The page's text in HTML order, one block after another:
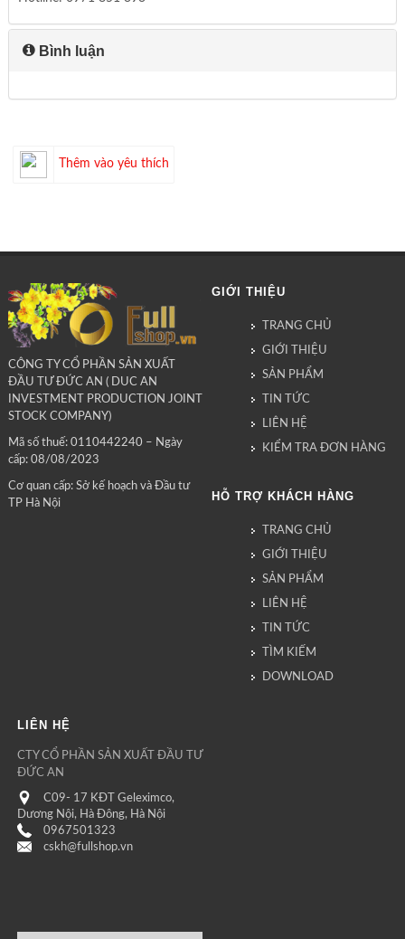
Bình luận
Thêm vào yêu thích
CÔNG TY CỔ PHẦN SẢN XUẤT
ĐẦU TƯ ĐỨC AN ( DUC AN
INVESTMENT PRODUCTION JOINT
STOCK COMPANY)
Mã số thuế: 0110442240 – Ngày
cấp: 08/08/2023
Cơ quan cấp: Sở kế hoạch và Đầu tư
TP Hà Nội
GIỚI THIỆU
TRANG CHỦ
GIỚI THIỆU
SẢN PHẨM
TIN TỨC
LIÊN HỆ
KIỂM TRA ĐƠN HÀNG
HỖ TRỢ KHÁCH HÀNG
TRANG CHỦ
GIỚI THIỆU
SẢN PHẨM
LIÊN HỆ
TIN TỨC
TÌM KIẾM
DOWNLOAD
LIÊN HỆ
CTY CỔ PHẦN SẢN XUẤT ĐẦU TƯ
ĐỨC AN
C09- 17 KĐT Geleximco,
Dương Nội, Hà Đông, Hà Nội
0967501323
cskh@fullshop.vn